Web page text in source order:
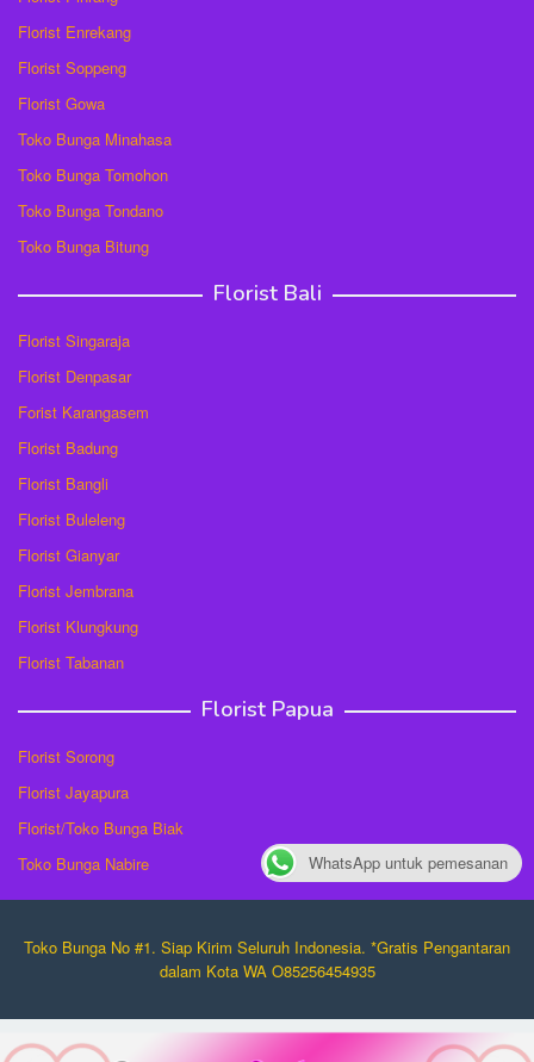
Florist Enrekang
Florist Soppeng
Florist Gowa
Toko Bunga Minahasa
Toko Bunga Tomohon
Toko Bunga Tondano
Toko Bunga Bitung
Florist Bali
Florist Singaraja
Florist Denpasar
Forist Karangasem
Florist Badung
Florist Bangli
Florist Buleleng
Florist Gianyar
Florist Jembrana
Florist Klungkung
Florist Tabanan
Florist Papua
Florist Sorong
Florist Jayapura
Florist/Toko Bunga Biak
Toko Bunga Nabire
Toko Bunga No #1. Siap Kirim Seluruh Indonesia. *Gratis Pengantaran
dalam Kota WA O85256454935
WhatsApp untuk pemesanan